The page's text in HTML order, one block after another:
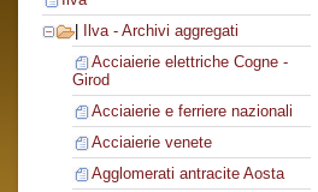
Ilva - Archivi aggregati
Acciaierie elettriche Cogne -
Girod
Acciaierie e ferriere nazionali
Acciaierie venete
Agglomerati antracite Aosta